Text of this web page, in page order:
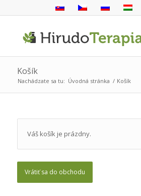
Košík
Nachádzate sa tu: Úvodná stránka / Košík
Váš košík je prázdny.
Vrátiť sa do obchodu